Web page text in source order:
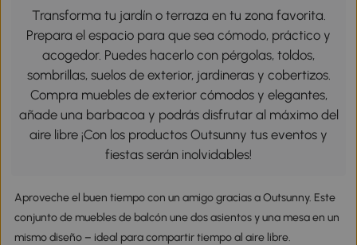
Transforma tu jardín o terraza en tu zona favorita.
Prepara el espacio para que sea cómodo, práctico y
acogedor. Puedes hacerlo con pérgolas, toldos,
sombrillas, suelos de exterior, jardineras y cobertizos.
Compra muebles de exterior cómodos y elegantes,
añade una barbacoa y podrás disfrutar al máximo del
aire libre ¡Con los productos Outsunny tus eventos y
fiestas serán inolvidables!
Aproveche el buen tiempo con un amigo gracias a Outsunny. Este
conjunto de muebles de balcón une dos asientos y una mesa en un
mismo diseño – ideal para compartir tiempo al aire libre.